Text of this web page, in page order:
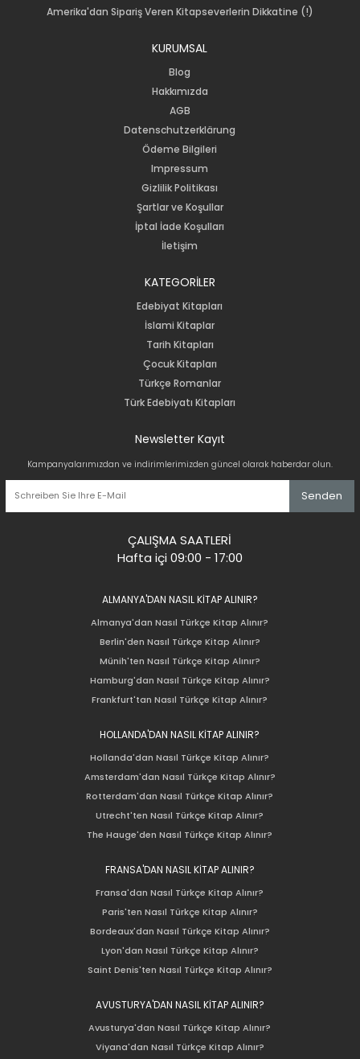
Amerika'dan Sipariş Veren Kitapseverlerin Dikkatine (!)
KURUMSAL
Blog
Hakkımızda
AGB
Datenschutzerklärung
Ödeme Bilgileri
Impressum
Gizlilik Politikası
Şartlar ve Koşullar
İptal İade Koşulları
İletişim
KATEGORİLER
Edebiyat Kitapları
İslami Kitaplar
Tarih Kitapları
Çocuk Kitapları
Türkçe Romanlar
Türk Edebiyatı Kitapları
Newsletter Kayıt
Kampanyalarımızdan ve indirimlerimizden güncel olarak haberdar olun.
Senden
ÇALIŞMA SAATLERİ
Hafta içi 09:00 - 17:00
ALMANYA'DAN NASIL KİTAP ALINIR?
Almanya'dan Nasıl Türkçe Kitap Alınır?
Berlin'den Nasıl Türkçe Kitap Alınır?
Münih'ten Nasıl Türkçe Kitap Alınır?
Hamburg'dan Nasıl Türkçe Kitap Alınır?
Frankfurt'tan Nasıl Türkçe Kitap Alınır?
HOLLANDA'DAN NASIL KİTAP ALINIR?
Hollanda'dan Nasıl Türkçe Kitap Alınır?
Amsterdam'dan Nasıl Türkçe Kitap Alınır?
Rotterdam'dan Nasıl Türkçe Kitap Alınır?
Utrecht'ten Nasıl Türkçe Kitap Alınır?
The Hauge'den Nasıl Türkçe Kitap Alınır?
FRANSA'DAN NASIL KİTAP ALINIR?
Fransa'dan Nasıl Türkçe Kitap Alınır?
Paris'ten Nasıl Türkçe Kitap Alınır?
Bordeaux'dan Nasıl Türkçe Kitap Alınır?
Lyon'dan Nasıl Türkçe Kitap Alınır?
Saint Denis'ten Nasıl Türkçe Kitap Alınır?
AVUSTURYA'DAN NASIL KİTAP ALINIR?
Avusturya'dan Nasıl Türkçe Kitap Alınır?
Viyana'dan Nasıl Türkçe Kitap Alınır?